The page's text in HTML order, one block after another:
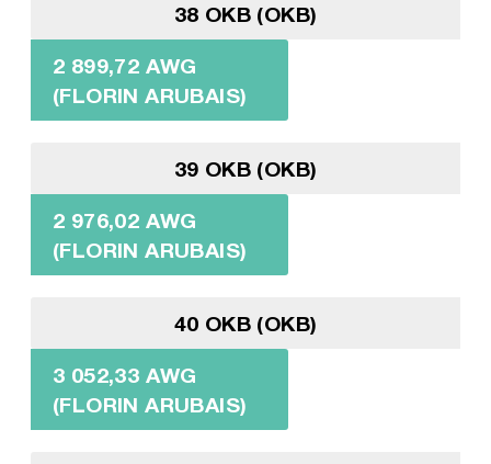
38 OKB (OKB)
2 899,72 AWG
(FLORIN ARUBAIS)
39 OKB (OKB)
2 976,02 AWG
(FLORIN ARUBAIS)
40 OKB (OKB)
3 052,33 AWG
(FLORIN ARUBAIS)